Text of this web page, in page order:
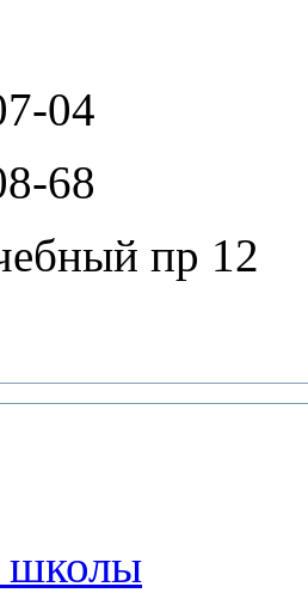
04
68
пр 12
школы